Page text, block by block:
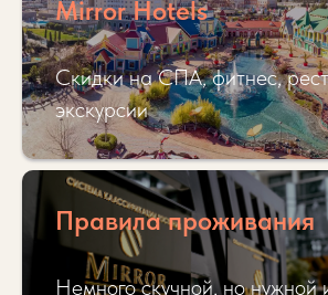
Mirror Hotels
Скидки на СПА, фитнес,
экскурсии
Правила проживания
Немного скучной, но